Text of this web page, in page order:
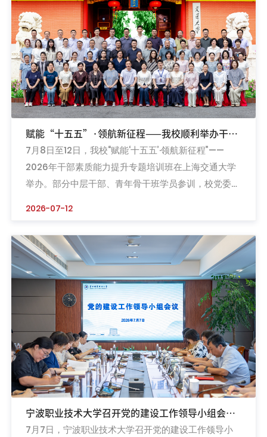
领域的创新实践和突...
赋能“十五五”·领航新征程——我校顺利举办干部
素质能力提升专题培训班
7月8日至12日，我校“赋能‘十五五’·领航新征程”——
2026年干部素质能力提升专题培训班在上海交通大学
举办。部分中层干部、青年骨干班学员参训，校党委副
务，全体干部要跳出固有工作思维，依托专题授课、现
场教学等多元学习形式，持续提升政治素养和战略思维
能力，将学习成果转化为贯彻落实国家高等教育战略部
署、推动学校改革...
2026-07-12
宁波职业技术大学召开党的建设工作领导小组会
议 研究部署学习贯彻习近平党建思想工作
7月7日，宁波职业技术大学召开党的建设工作领导小